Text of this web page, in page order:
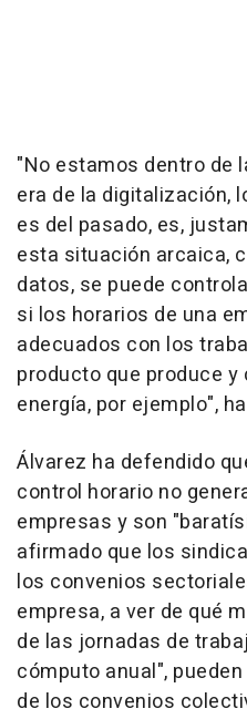
"No estamos dentro de
era de la digitalización,
es del pasado, es,
esta situación arcaica,
datos, se puede
si los horarios de una
adecuados con los
producto que produce
energía, por ejemplo",
Álvarez ha defendido
control horario no
empresas y son
afirmado que los
los convenios
empresa, a ver de qué
de las jornadas de
cómputo anual",
de los convenios